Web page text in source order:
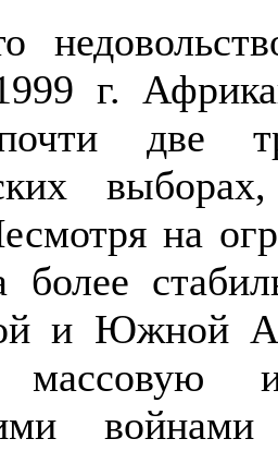
г.
две
на
и Южной
массовую